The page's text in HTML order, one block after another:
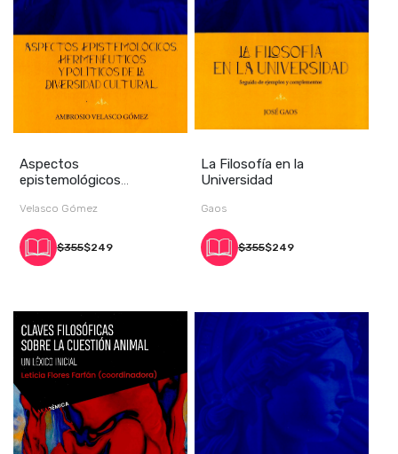
Aspectos
epistemológicos
de la div
Velasco Gómez
$355$249
La Filosofía en la
Universidad
Gaos
$355$249